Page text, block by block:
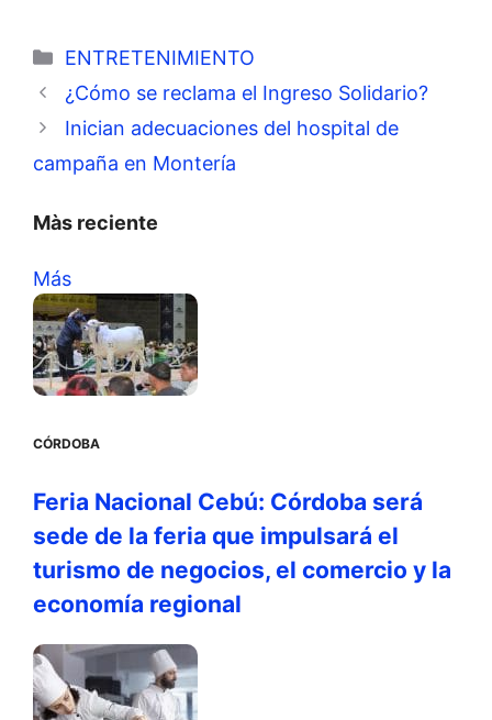
Categorías
ENTRETENIMIENTO
¿Cómo se reclama el Ingreso Solidario?
Inician adecuaciones del hospital de
campaña en Montería
Màs reciente
Más
CÓRDOBA
Feria Nacional Cebú: Córdoba será
sede de la feria que impulsará el
turismo de negocios, el comercio y la
economía regional